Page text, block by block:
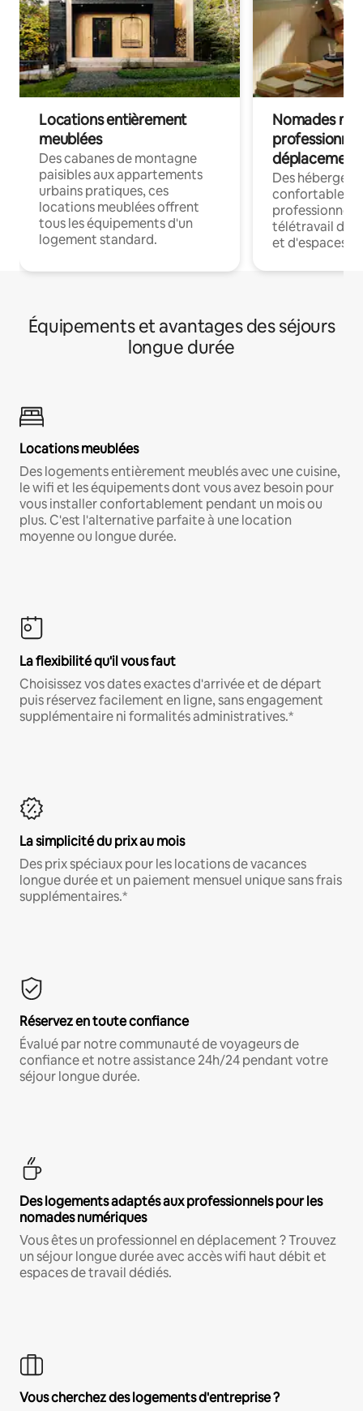
Locations entièrement
meublées
Des cabanes de montagne
paisibles aux appartements
urbains pratiques, ces
locations meublées offrent
tous les équipements d'un
logement standard.
Nomades
déplacement
Des
confortables
professionnels
télétravail
et d'espaces
Équipements et avantages des séjours
longue durée
Locations meublées
Des logements entièrement meublés avec une cuisine,
le wifi et les équipements dont vous avez besoin pour
vous installer confortablement pendant un mois ou
plus. C'est l'alternative parfaite à une location
moyenne ou longue durée.
La flexibilité qu'il vous faut
Choisissez vos dates exactes d'arrivée et de départ
puis réservez facilement en ligne, sans engagement
supplémentaire ni formalités administratives.*
La simplicité du prix au mois
Des prix spéciaux pour les locations de vacances
longue durée et un paiement mensuel unique sans frais
supplémentaires.*
Réservez en toute confiance
Évalué par notre communauté de voyageurs de
confiance et notre assistance 24h/24 pendant votre
séjour longue durée.
Des logements adaptés aux professionnels pour les
nomades numériques
Vous êtes un professionnel en déplacement ? Trouvez
un séjour longue durée avec accès wifi haut débit et
espaces de travail dédiés.
Vous cherchez des logements d'entreprise ?